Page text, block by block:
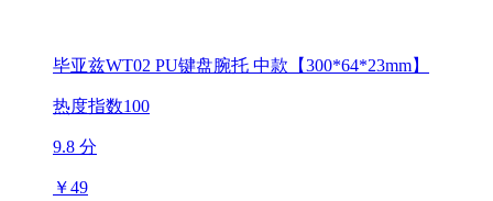
毕亚兹WT02 PU键盘腕托 中款【300*64*23mm】
热度指数100
9.8 分
￥49